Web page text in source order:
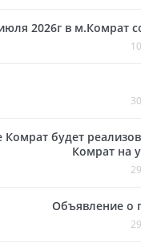
2026г в м.Комрат
Комрат будет
Комрат на
Объявление о